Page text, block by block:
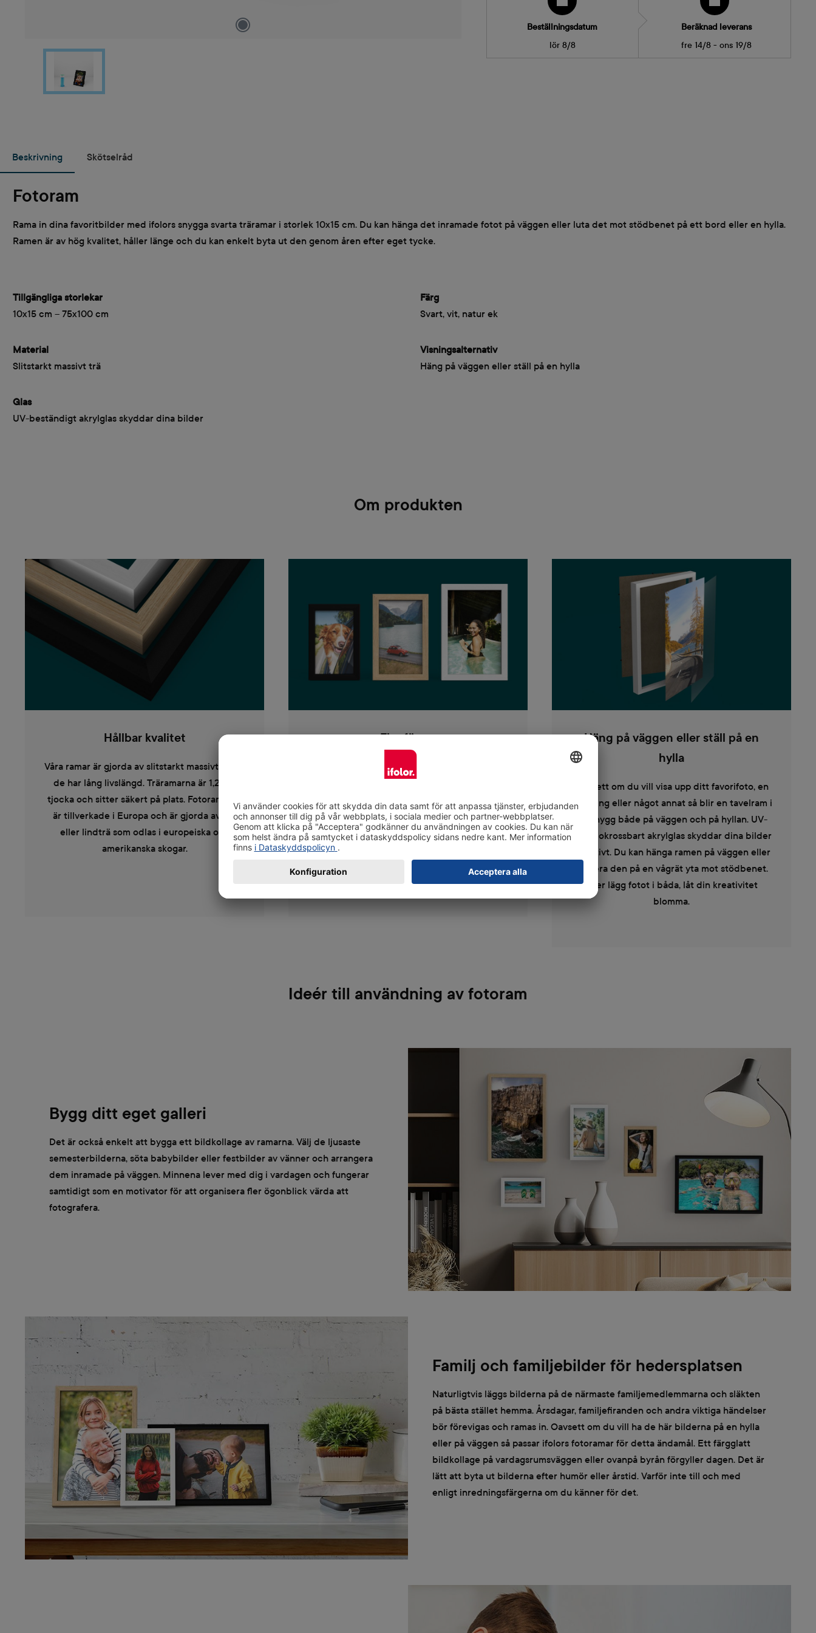
Beställningsdatum
lör 8/8
Beräknad leverans
fre 14/8 - ons 19/8
Beskrivning Skötselråd
Fotoram
Rama in dina favoritbilder med ifolors snygga svarta träramar i storlek 10x15 cm. Du kan hänga det inramade fotot på väggen eller luta det mot stödbenet på ett bord eller en hylla.
Ramen är av hög kvalitet, håller länge och du kan enkelt byta ut den genom åren efter eget tycke.
Tillgängliga storlekar
10x15 cm – 75x100 cm
Material
Slitstarkt massivt trä
Glas
UV-beständigt akrylglas skyddar dina bilder
Färg
Svart, vit, natur ek
Visningsalternativ
Häng på väggen eller ställ på en hylla
Om produkten
Hållbar kvalitet
Våra ramar är gjorda av slitstarkt massivt trä så
de har lång livslängd. Träramarna är 1,2 cm
tjocka och sitter säkert på plats. Fotoramarna
är tillverkade i Europa och är gjorda av ek-
eller lindträ som odlas i europeiska och
amerikanska skogar.
Fler färger
Du kan välja de ramar som passar dig bland tre
ramen är gjord av naturlig ek. Förutom foton
kan du även lägga in ritningar och vykort inom
ramar. Samma ram är lämplig för både stående
och liggande bilder.
Häng på väggen eller ställ på en
hylla
Oavsett om du vill visa upp ditt favorifoto, en
teckning eller något annat så blir en tavelram i
trä snygg både på väggen och på hyllan. UV-
tåligt, okrossbart akrylglas skyddar dina bilder
effektivt. Du kan hänga ramen på väggen eller
placera den på en vågrät yta mot stödbenet.
Eller lägg fotot i båda, låt din kreativitet
blomma.
Ideér till användning av fotoram
Bygg ditt eget galleri
Det är också enkelt att bygga ett bildkollage av ramarna. Välj de ljusaste
semesterbilderna, söta babybilder eller festbilder av vänner och arrangera
dem inramade på väggen. Minnena lever med dig i vardagen och fungerar
samtidigt som en motivator för att organisera fler ögonblick värda att
fotografera.
Familj och familjebilder för hedersplatsen
Naturligtvis läggs bilderna på de närmaste familjemedlemmarna och släkten
på bästa stället hemma. Årsdagar, familjefiranden och andra viktiga händelser
bör förevigas och ramas in. Oavsett om du vill ha de här bilderna på en hylla
eller på väggen så passar ifolors fotoramar för detta ändamål. Ett färgglatt
bildkollage på vardagsrumsväggen eller ovanpå byrån förgyller dagen. Det är
lätt att byta ut bilderna efter humör eller årstid. Varför inte till och med
enligt inredningsfärgerna om du känner för det.